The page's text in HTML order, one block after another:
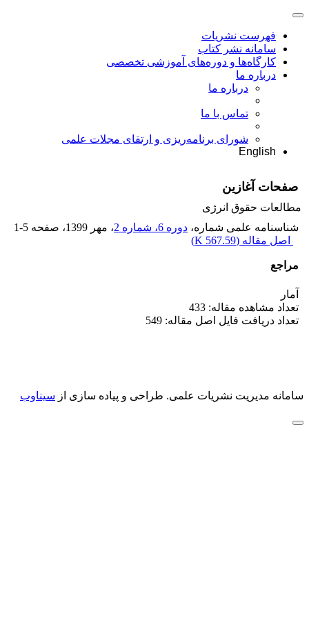
فهرست نشریات
سامانه نشر کتاب
کارگاه‌ها و دوره‌های آموزشی تخصصی
درباره ما
درباره ما
تماس با ما
شورای برنامه‌ریزی و ارتقای مجلات علمی
English
صفحات آغازین
مطالعات حقوق انرژی
شناسنامه علمی شماره، دوره 6، شماره 2 ، مهر 1399 ، صفحه 1-5
اصل مقاله (567.59 K
)
مراجع
آمار
تعداد مشاهده مقاله: 433
تعداد دریافت فایل اصل مقاله: 549
سامانه مدیریت نشریات علمی. طراحی و پیاده سازی از سیناوب